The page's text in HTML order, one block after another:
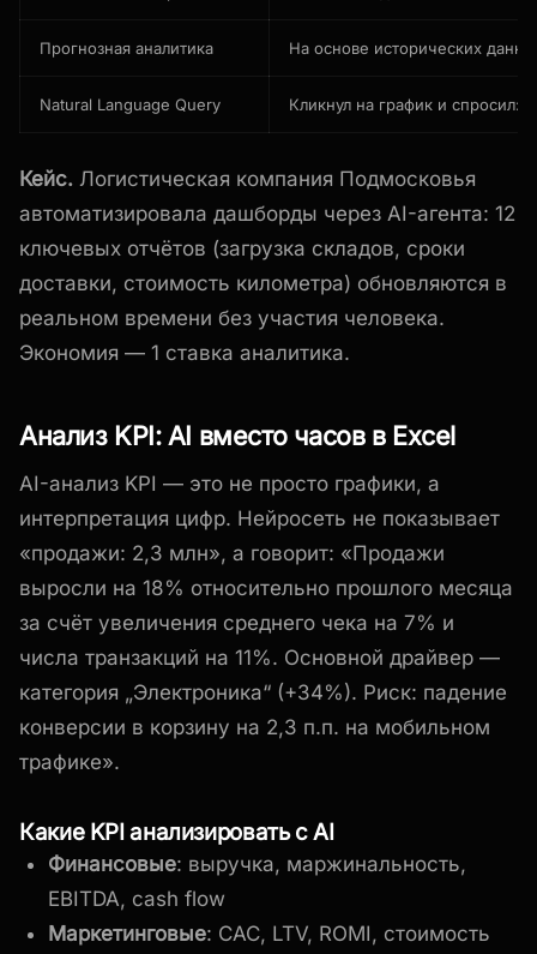
Прогнозная аналитика На основе исторических
Natural Language Query Кликнул на график и спросил:
Кейс. Логистическая компания Подмосковья
автоматизировала дашборды через AI-агента: 12
ключевых отчётов (загрузка складов, сроки
доставки, стоимость километра) обновляются в
реальном времени без участия человека.
Экономия — 1 ставка аналитика.
Анализ KPI: AI вместо часов в Excel
AI-анализ KPI — это не просто графики, а
интерпретация цифр. Нейросеть не показывает
«продажи: 2,3 млн», а говорит: «Продажи
выросли на 18% относительно прошлого месяца
за счёт увеличения среднего чека на 7% и
числа транзакций на 11%. Основной драйвер —
категория „Электроника“ (+34%). Риск: падение
конверсии в корзину на 2,3 п.п. на мобильном
трафике».
Какие KPI анализировать с AI
Финансовые: выручка, маржинальность,
EBITDA, cash flow
Маркетинговые: CAC, LTV, ROMI, стоимость